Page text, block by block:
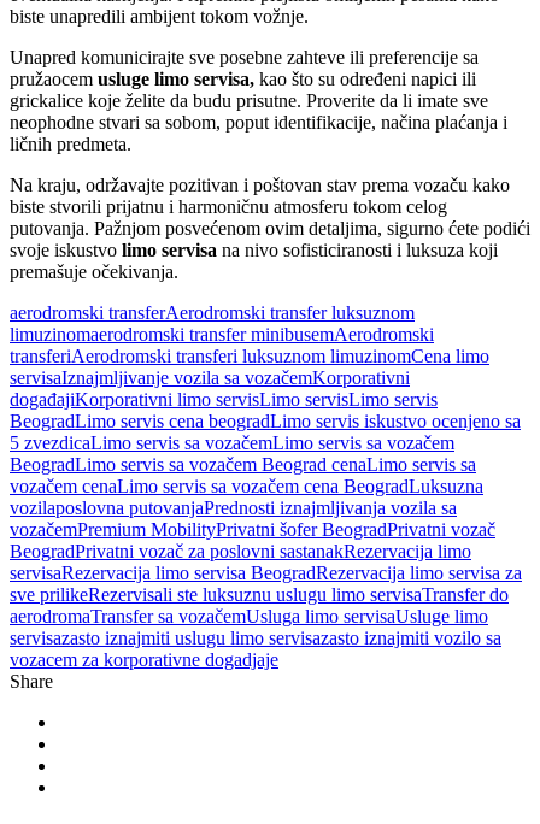
biste unapredili ambijent tokom vožnje.
Unapred komunicirajte sve posebne zahteve ili preferencije sa
pružaocem usluge limo servisa, kao što su određeni napici ili
grickalice koje želite da budu prisutne. Proverite da li imate sve
neophodne stvari sa sobom, poput identifikacije, načina plaćanja i
ličnih predmeta.
Na kraju, održavajte pozitivan i poštovan stav prema vozaču kako
biste stvorili prijatnu i harmoničnu atmosferu tokom celog
putovanja. Pažnjom posvećenom ovim detaljima, sigurno ćete podići
svoje iskustvo limo servisa na nivo sofisticiranosti i luksuza koji
premašuje očekivanja.
aerodromski transferAerodromski transfer luksuznom
limuzinomaerodromski transfer minibusemAerodromski
transferiAerodromski transferi luksuznom limuzinomCena limo
servisaIznajmljivanje vozila sa vozačemKorporativni
događajiKorporativni limo servisLimo servisLimo servis
BeogradLimo servis cena beogradLimo servis iskustvo ocenjeno sa
5 zvezdicaLimo servis sa vozačemLimo servis sa vozačem
BeogradLimo servis sa vozačem Beograd cenaLimo servis sa
vozačem cenaLimo servis sa vozačem cena BeogradLuksuzna
vozilaposlovna putovanjaPrednosti iznajmljivanja vozila sa
vozačemPremium MobilityPrivatni šofer BeogradPrivatni vozač
BeogradPrivatni vozač za poslovni sastanakRezervacija limo
servisaRezervacija limo servisa BeogradRezervacija limo servisa za
sve prilikeRezervisali ste luksuznu uslugu limo servisaTransfer do
aerodromaTransfer sa vozačemUsluga limo servisaUsluge limo
servisazasto iznajmiti uslugu limo servisazasto iznajmiti vozilo sa
vozacem za korporativne dogadjaje
Share